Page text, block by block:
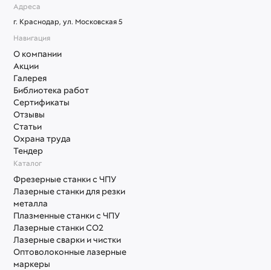
Адреса
г. Краснодар, ул. Московская 5
Навигация
О компании
Акции
Галерея
Библиотека работ
Сертификаты
Отзывы
Статьи
Охрана труда
Тендер
Каталог
Фрезерные станки с ЧПУ
Лазерные станки для резки
металла
Плазменные станки с ЧПУ
Лазерные станки СО2
Лазерные сварки и чистки
Оптоволоконные лазерные
маркеры